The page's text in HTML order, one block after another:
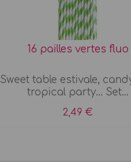
16 pailles vertes fluo
Sweet table estivale,
tropical party... Set...
2,49 €